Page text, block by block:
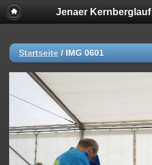
Jenaer
Startseite / IMG 0601